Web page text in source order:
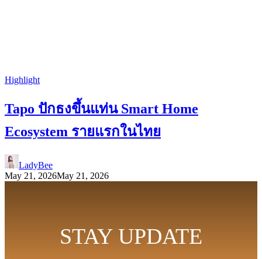
Highlight
Tapo ปักธงขึ้นแท่น Smart Home
Ecosystem รายแรกในไทย
LadyBee
May 21, 2026May 21, 2026
STAY UPDATE